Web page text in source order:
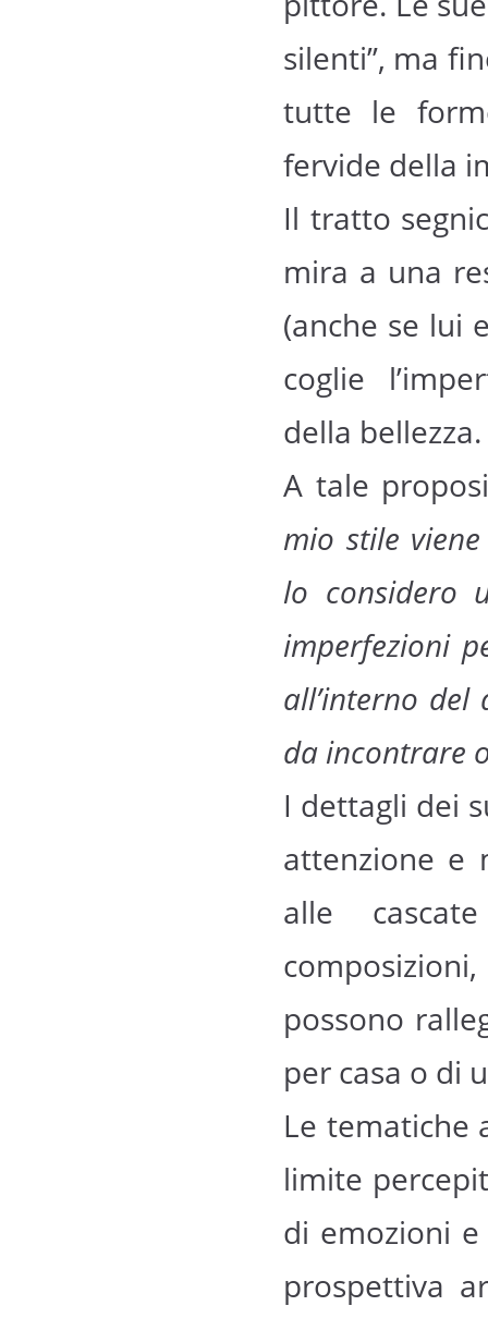
silenti”, ma
tutte le
fervide della
Il tratto
mira a una
(anche se lui
coglie
della bellezza.
A tale
mio stile
lo considero
imperfezioni
all’interno
da incontrare
I dettagli dei
attenzione e
alle
possono
per casa o di
Le tematiche
limite
di emozioni
prospettiva